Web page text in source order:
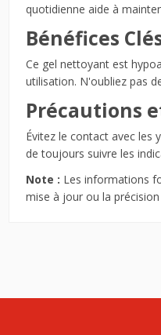
quotidienne aide à
Bénéfices
Ce gel nettoyant est
utilisation. N'oubliez pas
Précautions
Évitez le contact avec les
de toujours suivre les
Note : Les informations
mise à jour ou la